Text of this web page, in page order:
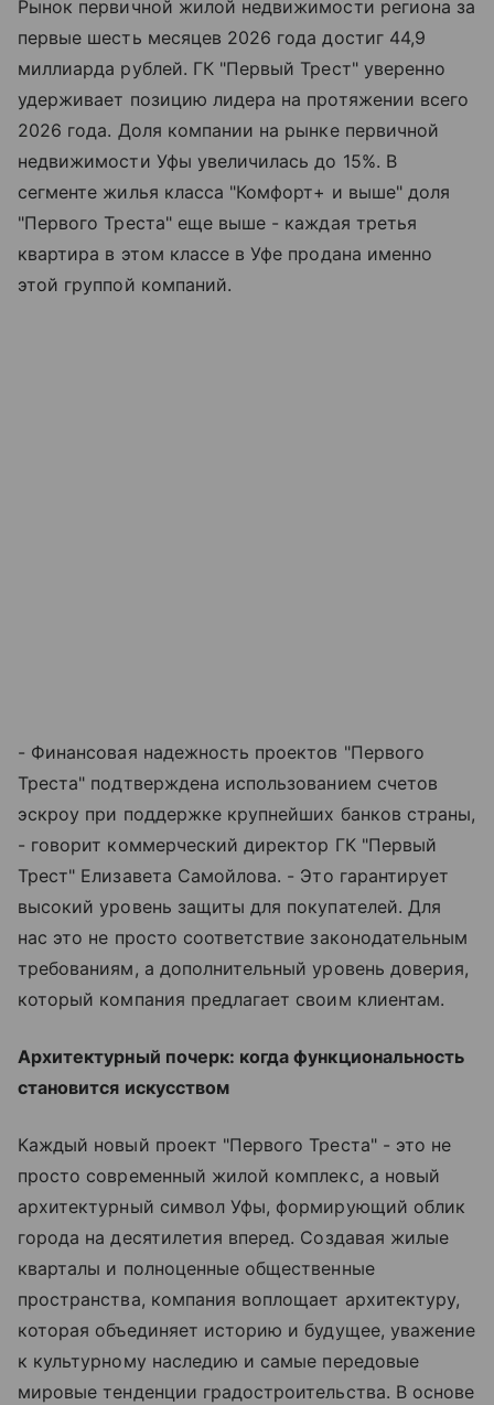
Рынок первичной жилой недвижимости региона за
первые шесть месяцев 2026 года достиг 44,9
миллиарда рублей. ГК "Первый Трест" уверенно
удерживает позицию лидера на протяжении всего
2026 года. Доля компании на рынке первичной
недвижимости Уфы увеличилась до 15%. В
сегменте жилья класса "Комфорт+ и выше" доля
"Первого Треста" еще выше - каждая третья
квартира в этом классе в Уфе продана именно
этой группой компаний.
- Финансовая надежность проектов "Первого
Треста" подтверждена использованием счетов
эскроу при поддержке крупнейших банков страны,
- говорит коммерческий директор ГК "Первый
Трест" Елизавета Самойлова. - Это гарантирует
высокий уровень защиты для покупателей. Для
нас это не просто соответствие законодательным
требованиям, а дополнительный уровень доверия,
который компания предлагает своим клиентам.
Архитектурный почерк: когда функциональность
становится искусством
Каждый новый проект "Первого Треста" - это не
просто современный жилой комплекс, а новый
архитектурный символ Уфы, формирующий облик
города на десятилетия вперед. Создавая жилые
кварталы и полноценные общественные
пространства, компания воплощает архитектуру,
которая объединяет историю и будущее, уважение
к культурному наследию и самые передовые
мировые тенденции градостроительства. В основе